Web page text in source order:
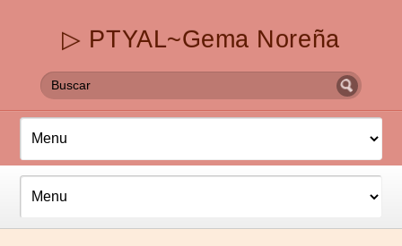
▷ PTYAL~Gema Noreña